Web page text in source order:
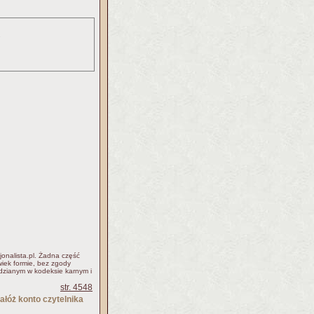
Żadna część
formie, bez zgody
w kodeksie karnym i
str. 4548
konto czytelnika